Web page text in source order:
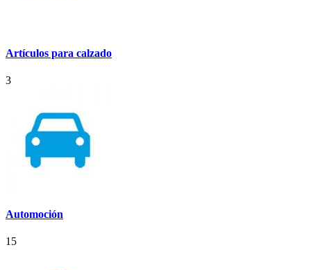
Artículos para calzado
3
Automoción
15